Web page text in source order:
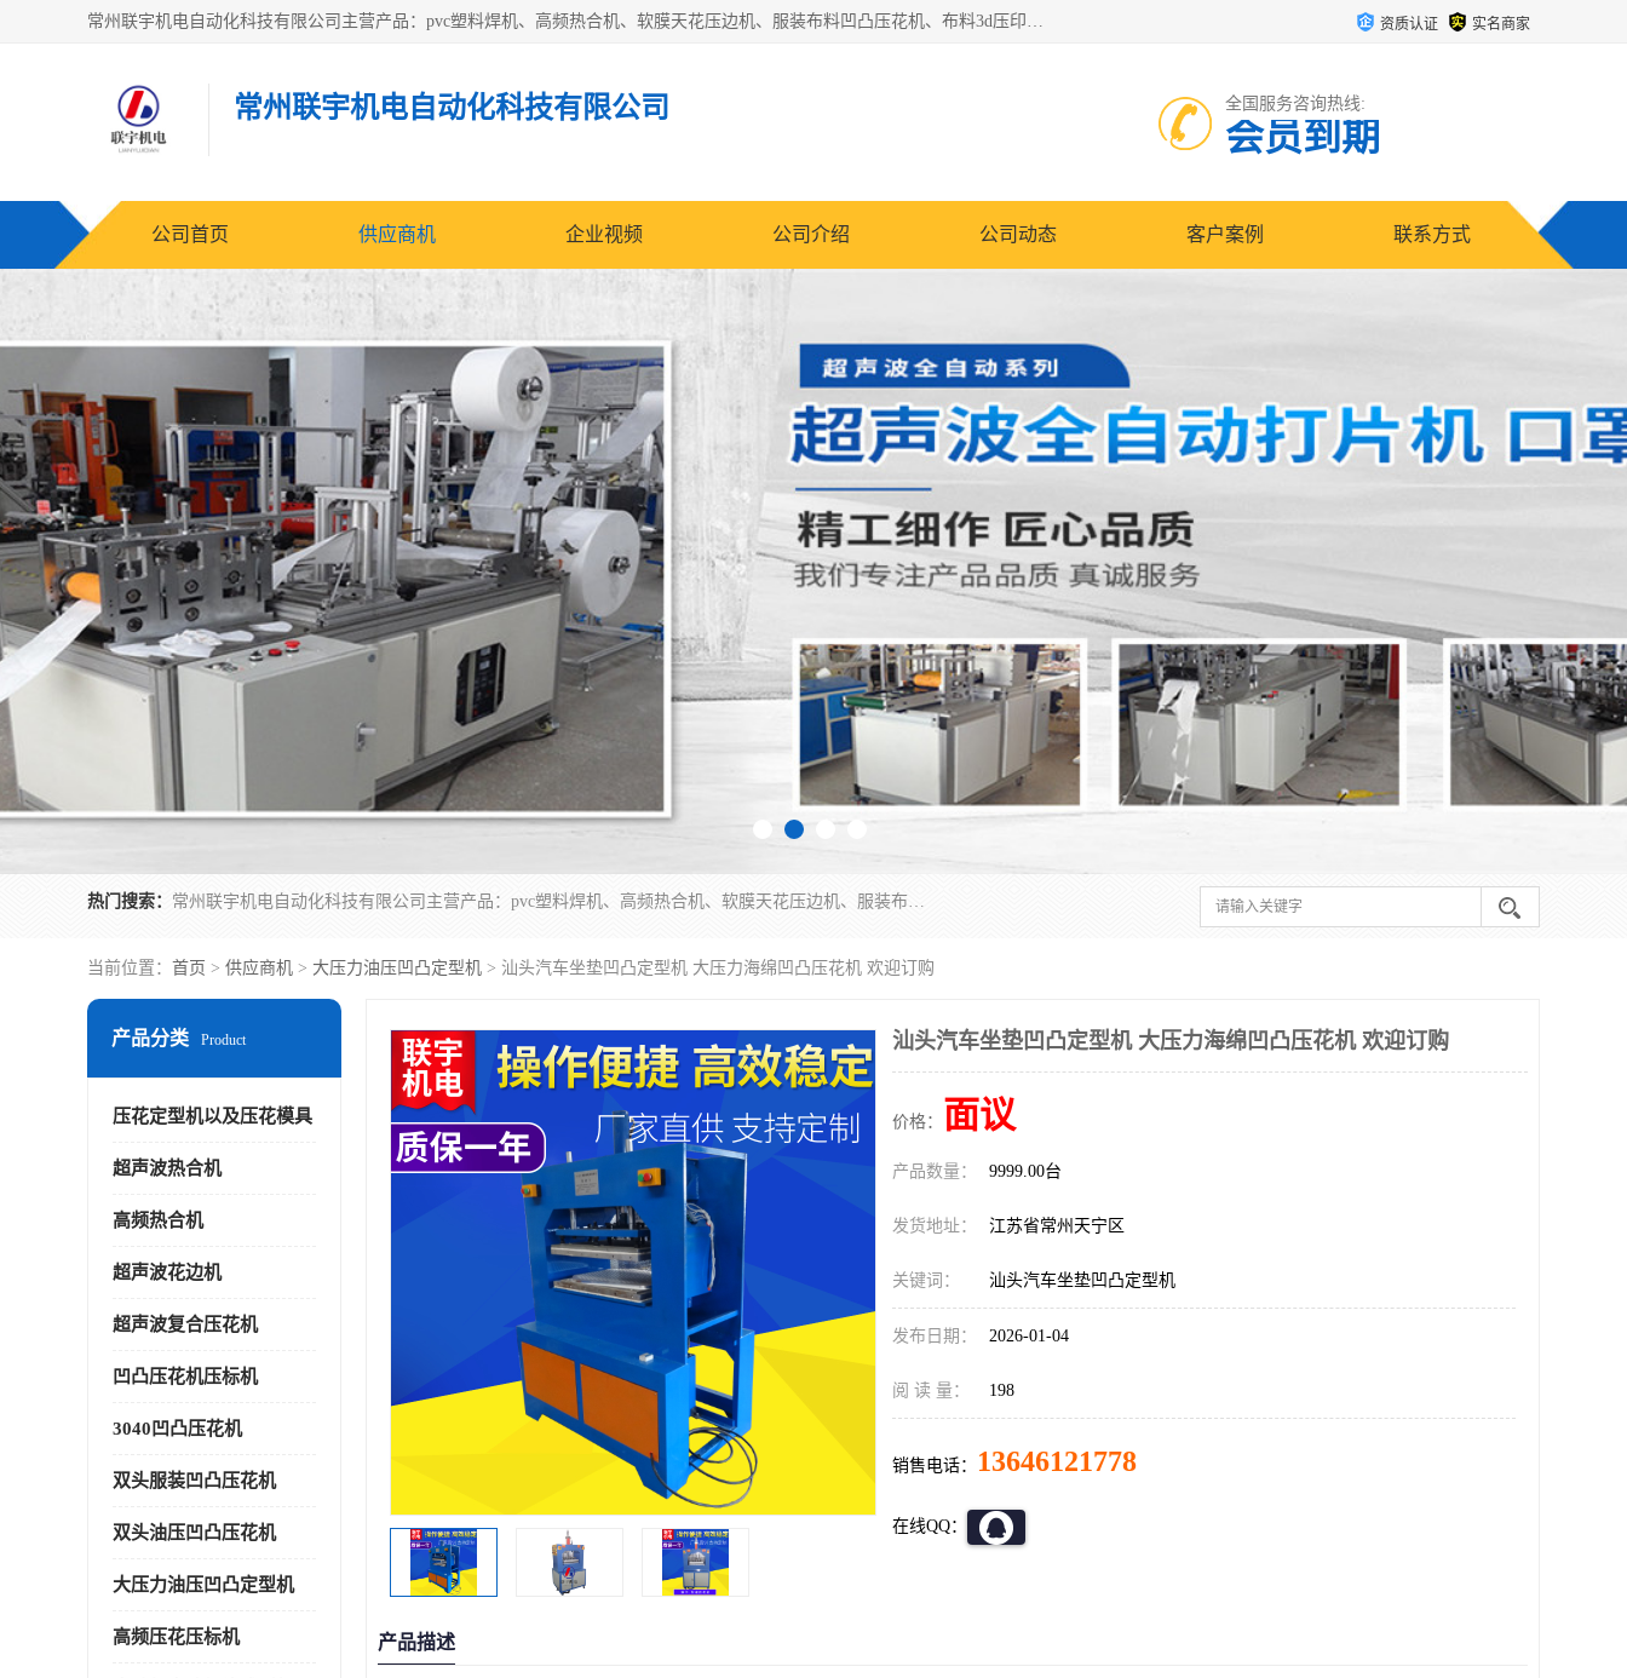
常州联宇机电自动化科技有限公司主营产品：pvc塑料焊机、高频热合机、软膜天花压边机、服装布料凹凸压花机、布料3d压印设备、服装植胶设备、超声波布料花边机、无纺布热合机、全自动压花机。 资质认证 实名商家
常州联宇机电自动化科技有限公司 全国服务咨询热线:
会员到期
公司首页 供应商机 企业视频 公司介绍 公司动态 客户案例 联系方式
热门搜索： 常州联宇机电自动化科技有限公司主营产品：pvc塑料焊机、高频热合机、软膜天花压边机、服装布料凹凸压花机、布料3d压印设备、服装植胶设备、超声波布料花边机、无纺布热合机、全自动压花机。
当前位置： 首页 > 供应商机 > 大压力油压凹凸定型机 > 汕头汽车坐垫凹凸定型机 大压力海绵凹凸压花机 欢迎订购
产品分类 Product
压花定型机以及压花模具
超声波热合机
高频热合机
超声波花边机
超声波复合压花机
凹凸压花机压标机
3040凹凸压花机
双头服装凹凸压花机
双头油压凹凸压花机
大压力油压凹凸定型机
高频压花压标机
汕头汽车坐垫凹凸定型机 大压力海绵凹凸压花机 欢迎订购
价格： 面议
产品数量： 9999.00台
发货地址： 江苏省常州天宁区
关键词： 汕头汽车坐垫凹凸定型机
发布日期： 2026-01-04
阅 读 量： 198
销售电话： 13646121778
在线QQ：
产品描述